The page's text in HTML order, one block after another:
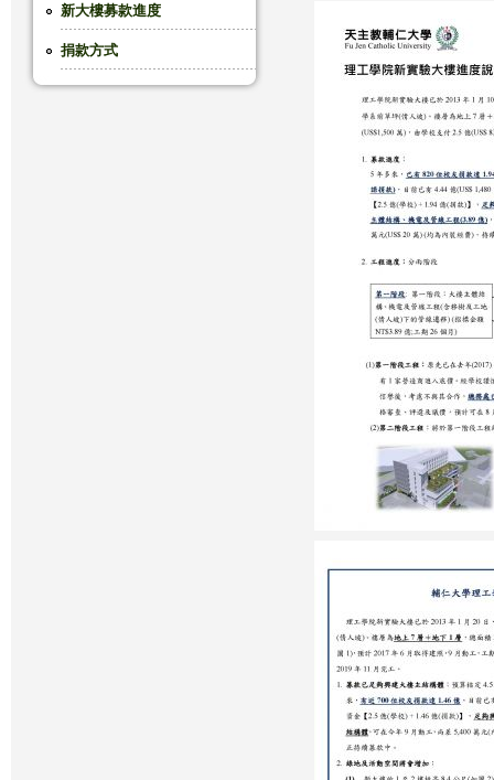
新大樓募款進度
捐款方式